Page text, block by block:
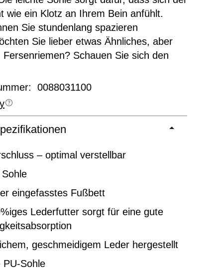
wie ein Klotz an Ihrem Bein anfühlt.
Sie stundenlang spazieren
Sie lieber etwas Ähnliches, aber
Fersenriemen? Schauen Sie sich den
0088031100
– optimal verstellbar
eingefasstes Fußbett
Lederfutter sorgt für eine gute
geschmeidigem Leder hergestellt
PU-Sohle